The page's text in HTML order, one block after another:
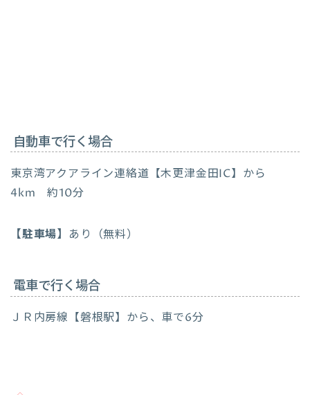
自動車で行く場合
東京湾アクアライン連絡道【木更津金田IC】から
4km 約10分
【駐車場】 あり（無料）
電車で行く場合
ＪＲ内房線【磐根駅】から、車で6分